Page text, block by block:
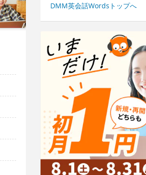
DMM英会話Wordsトップへ